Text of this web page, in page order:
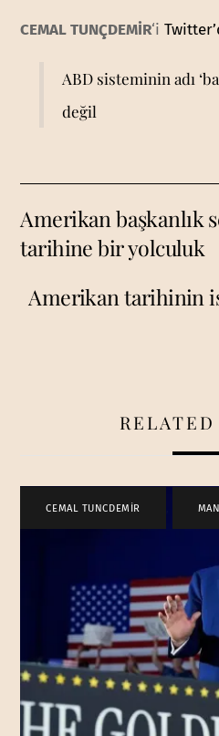
CEMAL TUNÇDEMİR‘i
ABD sisteminin adı
değil
Amerikan başkanlık
tarihine bir yolculuk
Amerikan tarihinin
RELATED
CEMAL TUNCDEMİR